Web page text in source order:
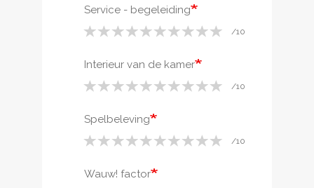
Service - begeleiding
Interieur van de kamer
Spelbeleving
Wauw! factor